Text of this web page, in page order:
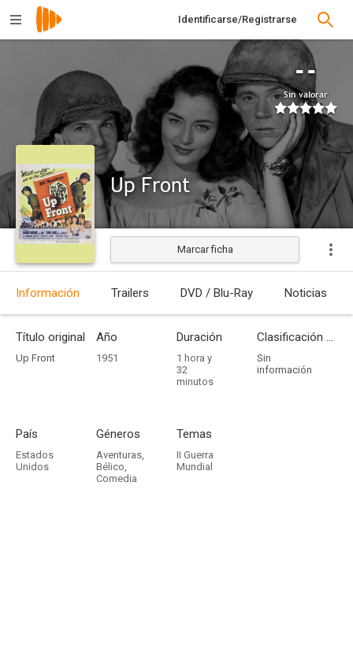
Identificarse/Registrarse
--
Sin valorar
Up Front
Estrenada
Marcar ficha
Información Trailers DVD / Blu-Ray Noticias
Título original
Up Front
Año
1951
Duración
1 hora y
32
minutos
Clasificación por edades
Sin
información
País
Estados
Unidos
Géneros
Aventuras,
Bélico,
Comedia
Temas
II Guerra
Mundial